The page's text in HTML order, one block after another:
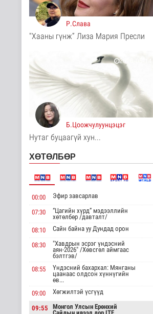
Нийгэм
3 цаг 34 минутын өмнө
Автомашины улсын
дугаар сондгой тоогоор
Нийгэм
4 цаг 39 минутын өмнө
УБЦТС: Өнөөдөр
цахилгаан шугам
тоноглолд хийгдэх..
4 цаг 42 минутын өмнө
ЦАГ АГААР:
4 цаг 54 минутын өмнө
Монгол Улсын Төрийн
Энтертайнмент
5 цаг 39 минутын өмнө
"Цагийн хүрд"
мэдээллийн хөтөлбөр
/2026.08.06/
Нийгэм
Даланзадгад хот 2028
онд шинэ ДЦС-тай
Р.Слава
"Хааны гүнж” Лиза Мария Пресли
2026-05-14
Б.Цоожчулуунцэцэг
Нутаг буцаагүй хун...
ХӨТӨЛБӨР
00:00 Эфир завсарлав
07:30
“Цагийн хүрд” мэдээллийн
хөтөлбөр /давталт/
08:10
Сайн байна уу Дундад орон
08:30
"Хавдрын эсрэг үндэсний
аян-2026" /Хөвсгөл аймгаас
бэлтгэв/
08:55
Үндэсний бахархал: Мянганы
цаанаас олдсон хүннүгийн
өв...
09:00
Хөгжилтэй үсгүүд
09:55
Монгол Улсын Ерөнхий